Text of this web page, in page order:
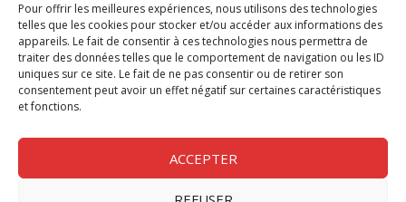
Pour offrir les meilleures expériences, nous utilisons des technologies
telles que les cookies pour stocker et/ou accéder aux informations des
appareils. Le fait de consentir à ces technologies nous permettra de
traiter des données telles que le comportement de navigation ou les ID
uniques sur ce site. Le fait de ne pas consentir ou de retirer son
consentement peut avoir un effet négatif sur certaines caractéristiques
et fonctions.
ACCEPTER
Chèque Compta
Chèque Emploi Spectacle
G-Pods
Profession Audio-visuel